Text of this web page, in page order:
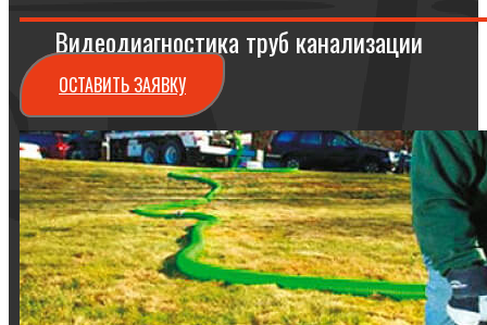
Видеодиагностика труб канализации
ОСТАВИТЬ ЗАЯВКУ